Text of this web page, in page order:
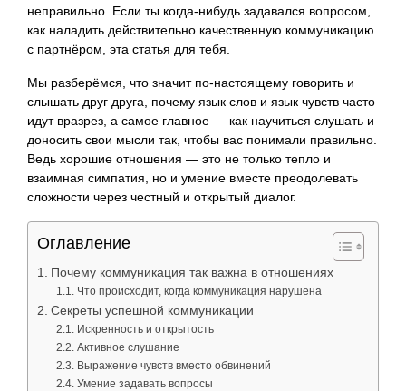
неправильно. Если ты когда-нибудь задавался вопросом,
как наладить действительно качественную коммуникацию
с партнёром, эта статья для тебя.
Мы разберёмся, что значит по-настоящему говорить и
слышать друг друга, почему язык слов и язык чувств часто
идут вразрез, а самое главное — как научиться слушать и
доносить свои мысли так, чтобы вас понимали правильно.
Ведь хорошие отношения — это не только тепло и
взаимная симпатия, но и умение вместе преодолевать
сложности через честный и открытый диалог.
Оглавление
Почему коммуникация так важна в отношениях
Что происходит, когда коммуникация нарушена
Секреты успешной коммуникации
Искренность и открытость
Активное слушание
Выражение чувств вместо обвинений
Умение задавать вопросы